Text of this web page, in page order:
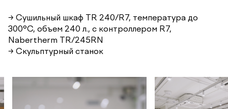
→ Сушильный шкаф TR 240/R7, температура до
300°С, объем 240 л., с контроллером R7,
Nabertherm TR/245RN
→ Скульптурный станок